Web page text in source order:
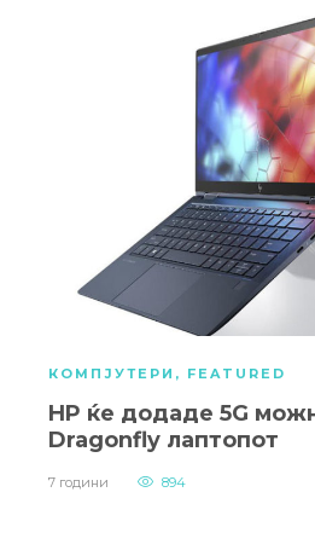
КОМПЈУТЕРИ , FEATURED
HP ќе додаде 5G
Dragonfly лаптопот
7 години 894